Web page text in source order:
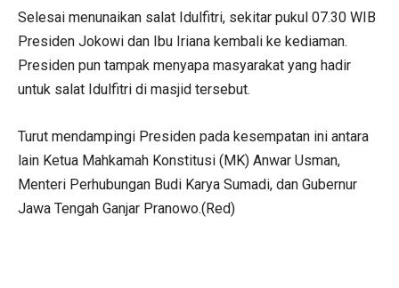
Selesai menunaikan salat Idulfitri, sekitar pukul 07.30 WIB
Presiden Jokowi dan Ibu Iriana kembali ke kediaman.
Presiden pun tampak menyapa masyarakat yang hadir
untuk salat Idulfitri di masjid tersebut.
Turut mendampingi Presiden pada kesempatan ini antara
lain Ketua Mahkamah Konstitusi (MK) Anwar Usman,
Menteri Perhubungan Budi Karya Sumadi, dan Gubernur
Jawa Tengah Ganjar Pranowo.(Red)